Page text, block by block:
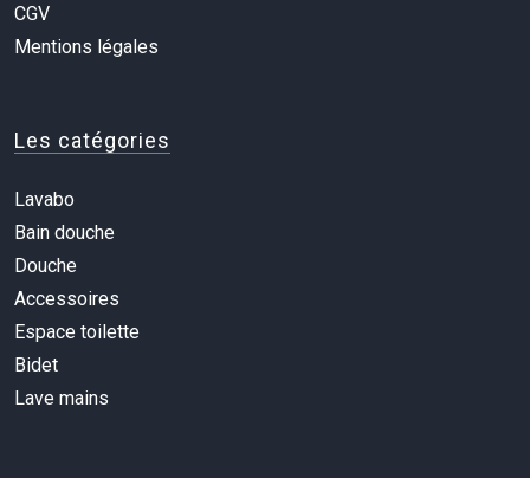
CGV
Mentions légales
Les catégories
Lavabo
Bain douche
Douche
Accessoires
Espace toilette
Bidet
Lave mains